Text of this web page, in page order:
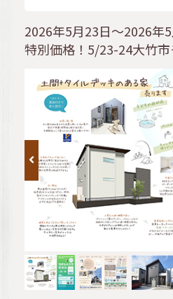
2026年5月23日～2026年
特別価格！5/23-24大竹